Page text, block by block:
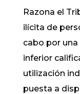
Razona el
ilícita de
cabo por una
inferior
utilización
puesta a